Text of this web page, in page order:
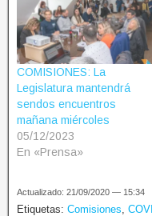
COMISIONES: La
Legislatura mantendrá
sendos encuentros
mañana miércoles
05/12/2023
En «Prensa»
Actualizado: 21/09/2020 — 15:34
Etiquetas: Comisiones